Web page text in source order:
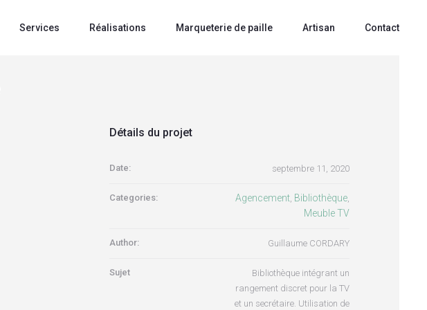
Services Réalisations Marqueterie de paille Artisan Contact
Détails du projet
Date: septembre 11, 2020
Categories: Agencement, Bibliothèque,
Meuble TV
Author: Guillaume CORDARY
Sujet
Bibliothèque intégrant un
rangement discret pour la TV
et un secrétaire. Utilisation de